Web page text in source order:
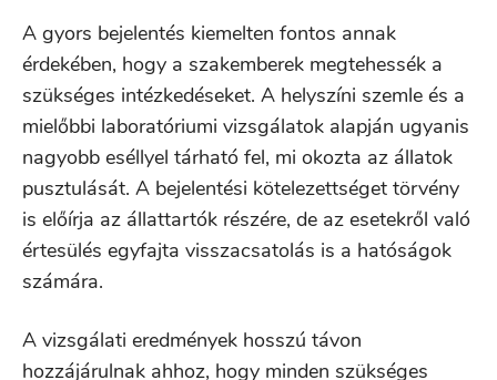
A gyors bejelentés kiemelten fontos annak
érdekében, hogy a szakemberek megtehessék a
szükséges intézkedéseket. A helyszíni szemle és a
mielőbbi laboratóriumi vizsgálatok alapján ugyanis
nagyobb eséllyel tárható fel, mi okozta az állatok
pusztulását. A bejelentési kötelezettséget törvény
is előírja az állattartók részére, de az esetekről való
értesülés egyfajta visszacsatolás is a hatóságok
számára.
A vizsgálati eredmények hosszú távon
hozzájárulnak ahhoz, hogy minden szükséges